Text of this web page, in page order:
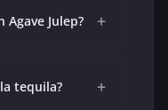
Agave Julep? +
tequila? +